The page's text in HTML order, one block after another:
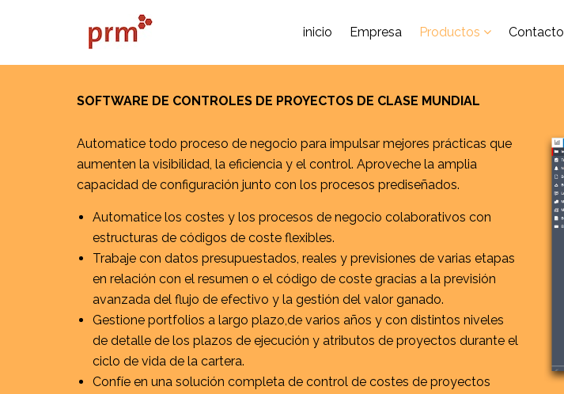
inicio Empresa Productos Contacto
SOFTWARE DE CONTROLES DE PROYECTOS DE CLASE MUNDIAL
Automatice todo proceso de negocio para impulsar mejores prácticas que
aumenten la visibilidad, la eficiencia y el control. Aproveche la amplia
capacidad de configuración junto con los procesos prediseñados.
Automatice los costes y los procesos de negocio colaborativos con
estructuras de códigos de coste flexibles.
Trabaje con datos presupuestados, reales y previsiones de varias etapas
en relación con el resumen o el código de coste gracias a la previsión
avanzada del flujo de efectivo y la gestión del valor ganado.
Gestione portfolios a largo plazo,de varios años y con distintos niveles
de detalle de los plazos de ejecución y atributos de proyectos durante el
ciclo de vida de la cartera.
Confíe en una solución completa de control de costes de proyectos